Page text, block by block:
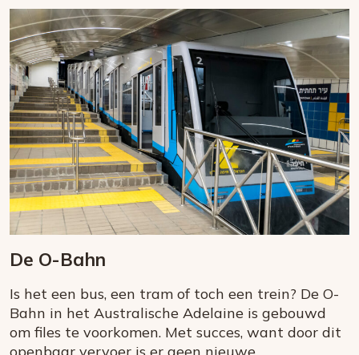
De O-Bahn
Is het een bus, een tram of toch een trein? De O-
Bahn in het Australische Adelaine is gebouwd
om files te voorkomen. Met succes, want door dit